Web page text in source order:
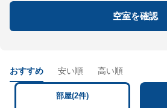
空室を確認
部屋(2件)
おすすめ 安い順 高い順